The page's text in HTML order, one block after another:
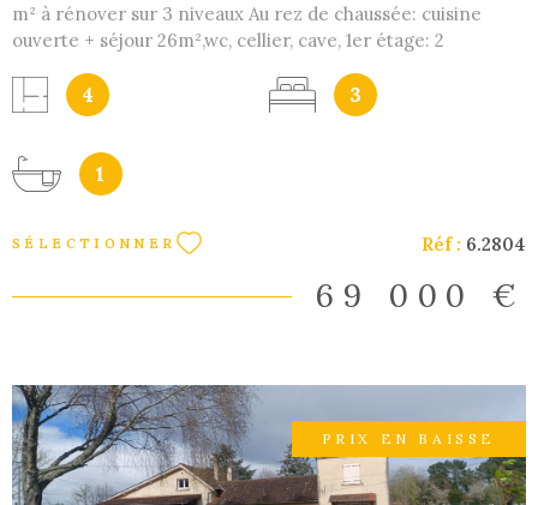
m² à rénover sur 3 niveaux Au rez de chaussée: cuisine
ouverte + séjour 26m²,wc, cellier, cave, 1er étage: 2
étage: 1 chambre de 12m² Cette maison dispose d'un
chauffage central eu gaz de ville Raccordement au tout à
risques auxquels ce bien est exposé sont disponibles sur le
site Géorisques
4 3
1
SÉLECTIONNER Réf : 6.2804
69 000 €
PRIX EN BAISSE